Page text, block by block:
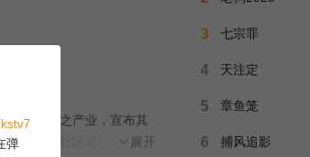
有可得之产业，宣布其
代守护的社区砥柱——她
展开
3 七宗罪
4 天注定
5 章鱼笼
6 捕风追影
弹